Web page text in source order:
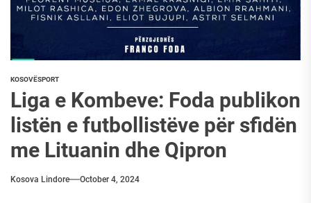
KOSOVËSPORT
Liga e Kombeve: Foda publikon
listën e futbollistëve për sfidën
me Lituanin dhe Qipron
Kosova Lindore October 4, 2024